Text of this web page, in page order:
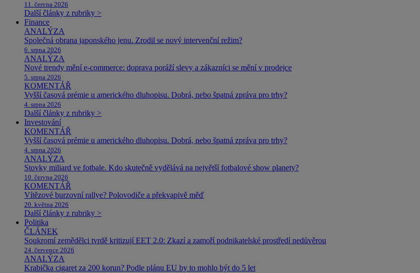
11. června 2026
Další články z rubriky >
Finance
ANALÝZA
Společná obrana japonského jenu. Zrodil se nový intervenční režim?
6. srpna 2026
ANALÝZA
Nové trendy mění e-commerce: doprava poráží slevy a zákazníci se mění v prodejce
5. srpna 2026
KOMENTÁŘ
Vyšší časová prémie u amerického dluhopisu. Dobrá, nebo špatná zpráva pro trhy?
4. srpna 2026
Další články z rubriky >
Investování
KOMENTÁŘ
Vyšší časová prémie u amerického dluhopisu. Dobrá, nebo špatná zpráva pro trhy?
4. srpna 2026
ANALÝZA
Stovky miliard ve fotbale. Kdo skutečně vydělává na největší fotbalové show planety?
10. června 2026
KOMENTÁŘ
Vítězové burzovní rallye? Polovodiče a překvapivě měď
20. května 2026
Další články z rubriky >
Politika
ČLÁNEK
Soukromí zemědělci tvrdě kritizují EET 2.0: Zkazí a zamoří podnikatelské prostředí nedůvěrou
24. července 2026
ANALÝZA
Krabička cigaret za 200 korun? Podle plánu EU by to mohlo být do 5 let